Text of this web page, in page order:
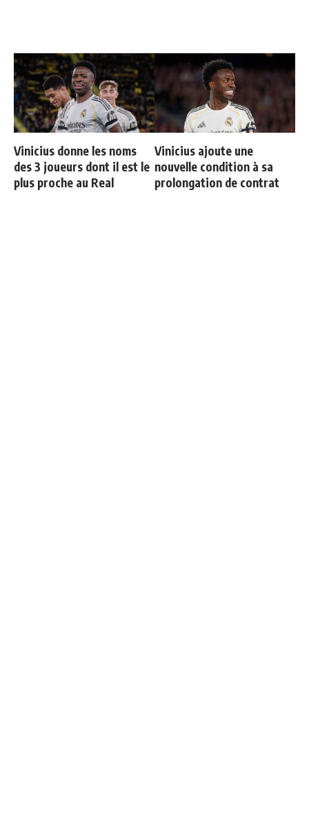
Vinicius donne les noms
des 3 joueurs dont il est le
plus proche au Real
Vinicius ajoute une
nouvelle condition à sa
prolongation de contrat